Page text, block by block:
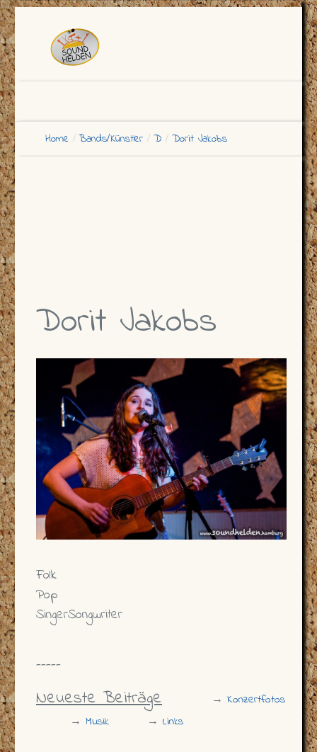
Home Bands/Künstler D Dorit Jakobs
Dorit Jakobs
Folk
Pop
SingerSongwriter
-----
Neueste Beiträge → Konzertfotos
→ Musik → Links